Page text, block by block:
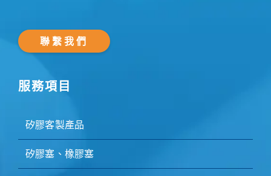
聯繫我們
服務項目
矽膠客製產品
矽膠塞、橡膠塞